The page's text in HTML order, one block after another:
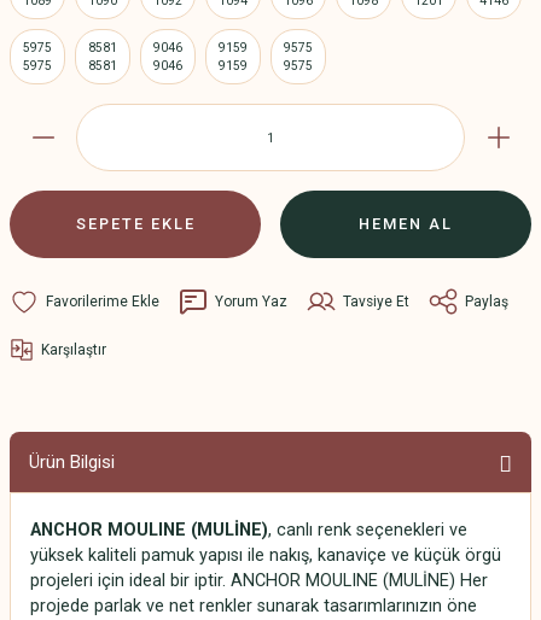
5975 8581 9046 9159 9575
SEPETE EKLE HEMEN AL
Yorum Yaz Tavsiye Et Paylaş
Karşılaştır
Ürün Bilgisi
ANCHOR MOULINE (MULİNE), canlı renk seçenekleri ve
yüksek kaliteli pamuk yapısı ile nakış, kanaviçe ve küçük örgü
projeleri için ideal bir iptir. ANCHOR MOULINE (MULİNE) Her
projede parlak ve net renkler sunarak tasarımlarınızın öne